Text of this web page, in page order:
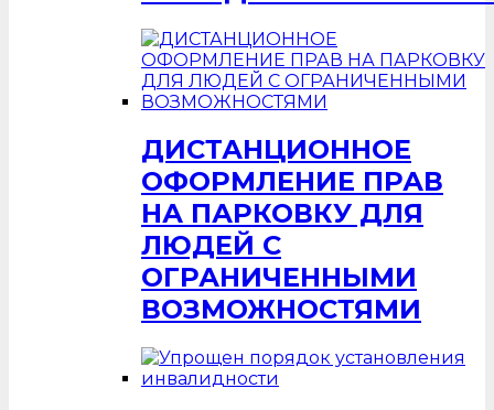
ДИСТАНЦИОННОЕ
ОФОРМЛЕНИЕ ПРАВ
НА ПАРКОВКУ ДЛЯ
ЛЮДЕЙ С
ОГРАНИЧЕННЫМИ
ВОЗМОЖНОСТЯМИ